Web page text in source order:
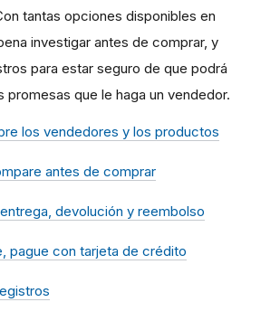
tantas opciones disponibles en
investigar antes de comprar, y
para estar seguro de que podrá
promesas que le haga un vendedor.
los vendedores y los productos
antes de comprar
devolución y reembolso
pague con tarjeta de crédito